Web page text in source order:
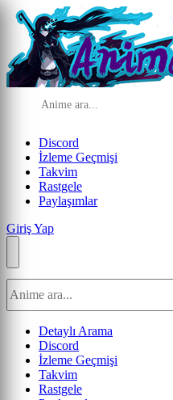
Discord
İzleme Geçmişi
Takvim
Rastgele
Paylaşımlar
Giriş Yap
Detaylı Arama
Discord
İzleme Geçmişi
Takvim
Rastgele